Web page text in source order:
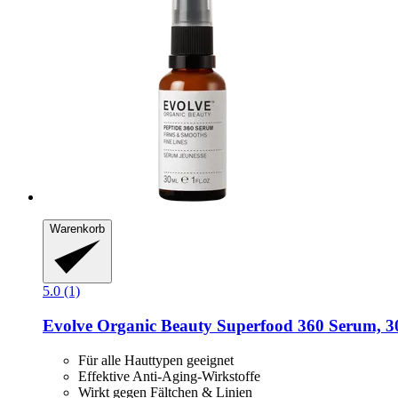
Warenkorb
5.0 (1)
Evolve Organic Beauty Superfood 360 Serum,
Für alle Hauttypen geeignet
Effektive Anti-Aging-Wirkstoffe
Wirkt gegen Fältchen & Linien